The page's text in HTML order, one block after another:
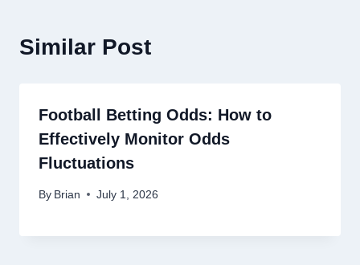
Similar Post
Football Betting Odds: How to
Effectively Monitor Odds
Fluctuations
By Brian July 1, 2026